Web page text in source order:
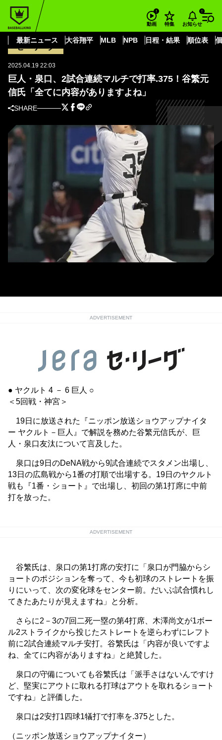
動画 特集 お知らせ
最新ニュース 大谷翔平 MLB NPB 日程・結果 順位表
BASEBALL KING
泉口 友汰
巨人・泉口、2試合連続マルチで打率.375！谷繁元信氏「全てに内容がありま
すよね」
セ・リーグ
2025.04.19 22:03
巨人・泉口、2試合連続マルチで打率.375！谷繁元
信氏「全てに内容がありますよね」
SHARE
ADVERTISEMENT
● ヤクルト 4 － 6 巨人 ○
＜5回戦・神宮＞
19日に放送された『ニッポン放送ショウアップナイタ
ー ヤクルト－巨人』で解説を務めた谷繁元信氏が、巨
人・泉口友汰について言及した。
泉口は9日のDeNA戦から9試合連続でスタメン出場し、
13日の広島戦から1番の打順で出場する。19日のヤクルト
戦も『1番・ショート』で出場し、初回の第1打席に中前
打を放った。
ADVERTISEMENT
谷繁氏は、泉口の第1打席の安打に「泉口が門脇からシ
ョートのポジションを奪って、今も初球のストレートを振
りにいって、次の変化球をセンター前。だいぶ試合慣れし
てきたあたりが見えますね」と分析。
さらに2－3の7回二死一塁の第4打席、木澤尚文が1ボー
ル2ストライクから投じたストレートを逆らわずにレフト
前に2試合連続マルチ安打。谷繁氏は「内容が良いですよ
ね、全てに内容がありますね」と絶賛した。
泉口の守備についても谷繁氏は「派手さはないんですけ
ど、堅実にアウトに取れる打球はアウトを取れるショート
ですね」と評価した。
泉口は2安打1四球1犠打で打率を.375とした。
（ニッポン放送ショウアップナイター）